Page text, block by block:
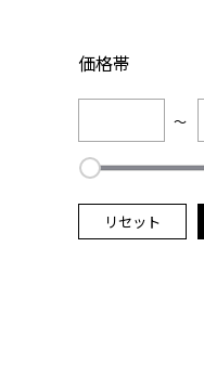
価格帯
～
リセット